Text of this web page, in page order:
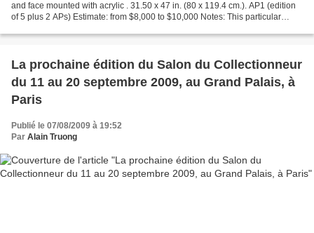
and face mounted with acrylic . 31.50 x 47 in. (80 x 119.4 cm.). AP1 (edition
of 5 plus 2 APs) Estimate: from $8,000 to $10,000 Notes: This particular
La prochaine édition du Salon du Collectionneur
du 11 au 20 septembre 2009, au Grand Palais, à
Paris
Publié le 07/08/2009 à 19:52
Par Alain Truong